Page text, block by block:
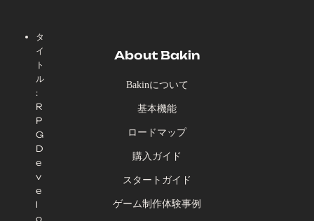
タ
イ
ト
ル
:
R
P
G
D
e
v
e
l
o
About Bakin
Bakinについて
基本機能
ロードマップ
購入ガイド
スタートガイド
ゲーム制作体験事例